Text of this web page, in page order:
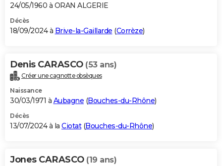
24/05/1960 à ORAN ALGERIE
Décès
18/09/2024 à Brive-la-Gaillarde (Corrèze)
Denis CARASCO (53 ans)
Créer une cagnotte obsèques
Naissance
30/03/1971 à Aubagne (Bouches-du-Rhône)
Décès
13/07/2024 à la Ciotat(Bouches-du-Rhône)
Jones CARASCO (19 ans)